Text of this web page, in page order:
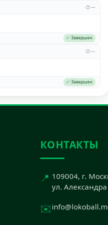
🕐 —
✅ Завершен
🕐 —
✅ Завершен
КОНТАКТЫ
📍 109004, г.
ул.
✉️